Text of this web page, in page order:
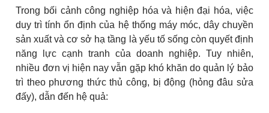
Trong bối cảnh công nghiệp hóa và hiện đại hóa, việc
duy trì tính ổn định của hệ thống máy móc, dây chuyền
sản xuất và cơ sở hạ tầng là yếu tố sống còn quyết định
năng lực cạnh tranh của doanh nghiệp. Tuy nhiên,
nhiều đơn vị hiện nay vẫn gặp khó khăn do quản lý bảo
trì theo phương thức thủ công, bị động (hỏng đâu sửa
đấy), dẫn đến hệ quả: